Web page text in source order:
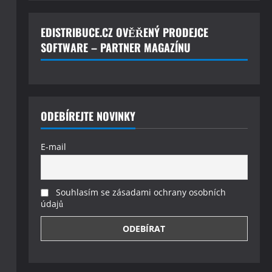
EDISTRIBUCE.CZ OVĚŘENÝ PRODEJCE
SOFTWARE – PARTNER MAGAZÍNU
ODEBÍREJTE NOVINKY
E-mail
Souhlasím se zásadami ochrany osobních
údajů